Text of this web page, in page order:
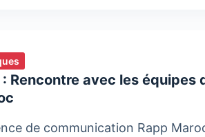
: Rencontre avec les équipes
de communication Rapp